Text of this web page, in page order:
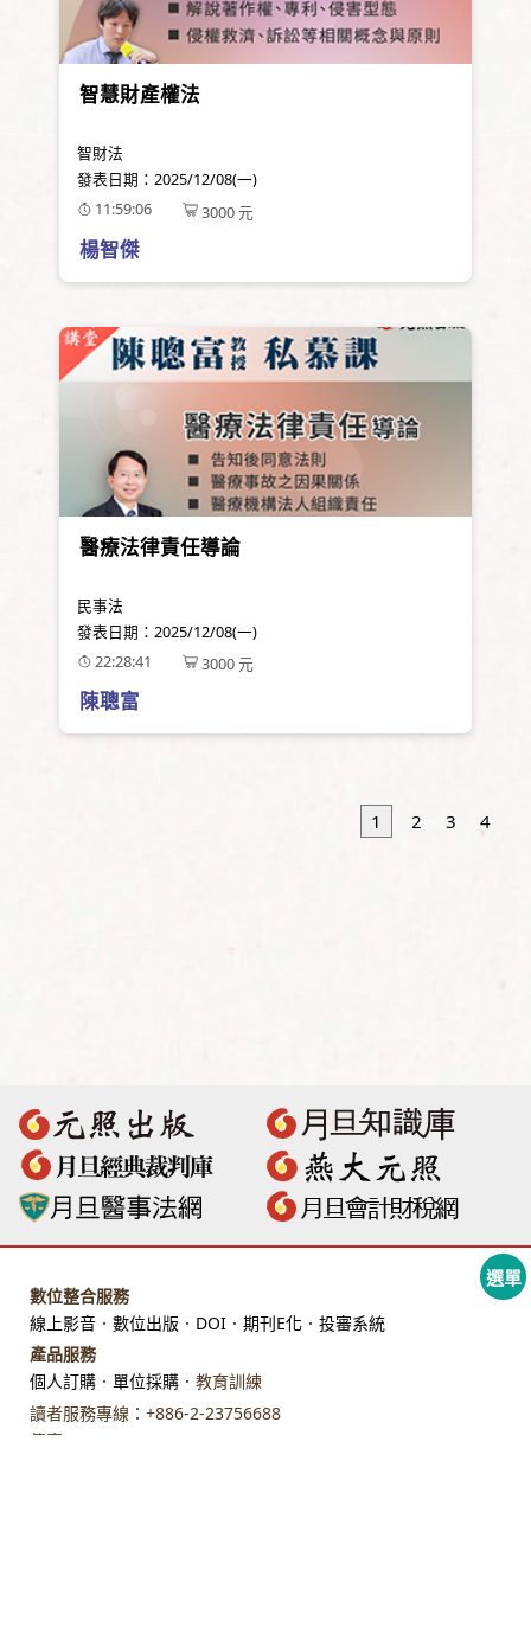
選單
智慧財產權法
智財法
發表日期：2025/12/08(一)
11:59:06
3000元
楊智傑
醫療法律責任導論
民事法
發表日期：2025/12/08(一)
22:28:41
3000元
陳聰富
1 2 3 4
數位整合服務
線上影音 ． 數位出版 ． DOI ． 期刊E化 ． 投審系統
產品服務
個人訂購 ． 單位採購 ．教育訓練
讀者服務專線：+886-2-23756688
傳真：+886-2-23318496